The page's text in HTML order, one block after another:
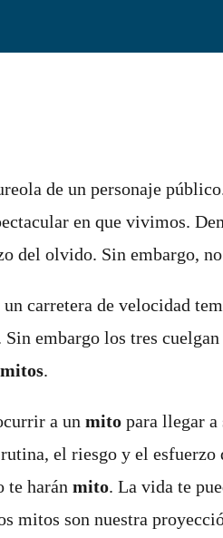
de un personaje
en que vivimos.
del olvido. Sin embargo, no
carretera de velocidad
embargo los tres
mitos.
a un mito para llegar
el riesgo y el
te harán mito. La vida te
mitos son nuestra